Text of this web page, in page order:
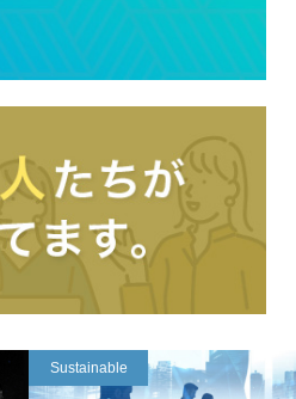
Sustainable